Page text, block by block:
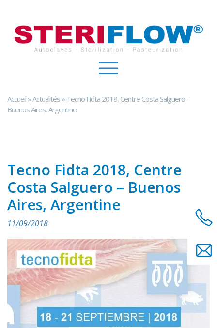
Accueil »Actualités » Tecno Fidta 2018, Centre Costa Salguero –
Buenos Aires, Argentine
Tecno Fidta 2018, Centre
Costa Salguero – Buenos
Aires, Argentine
11/09/2018